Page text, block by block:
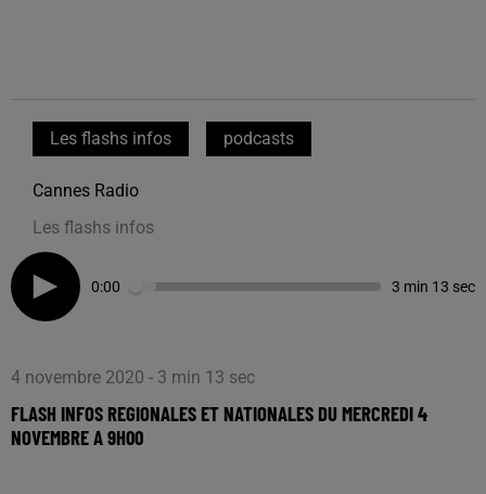
Les flashs infos podcasts
Cannes Radio
Les flashs infos
0:00 3 min 13 sec
4 novembre 2020 - 3 min 13 sec
FLASH INFOS REGIONALES ET NATIONALES DU MERCREDI 4
NOVEMBRE A 9H00